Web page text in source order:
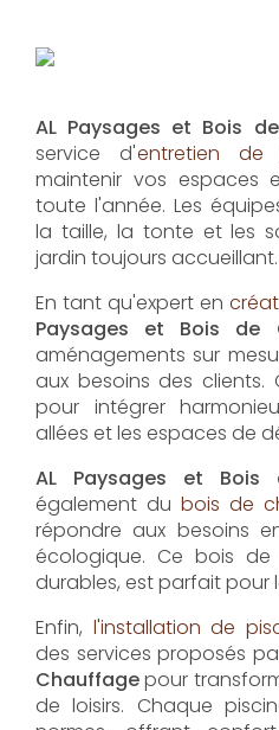
AL Paysages et Bois
service d'entretien de
maintenir vos espaces
toute l'année. Les
la taille, la tonte et les
jardin toujours accueillant.
En tant qu'expert en
Paysages et Bois de
aménagements sur
aux besoins des
pour intégrer
allées et les espaces de